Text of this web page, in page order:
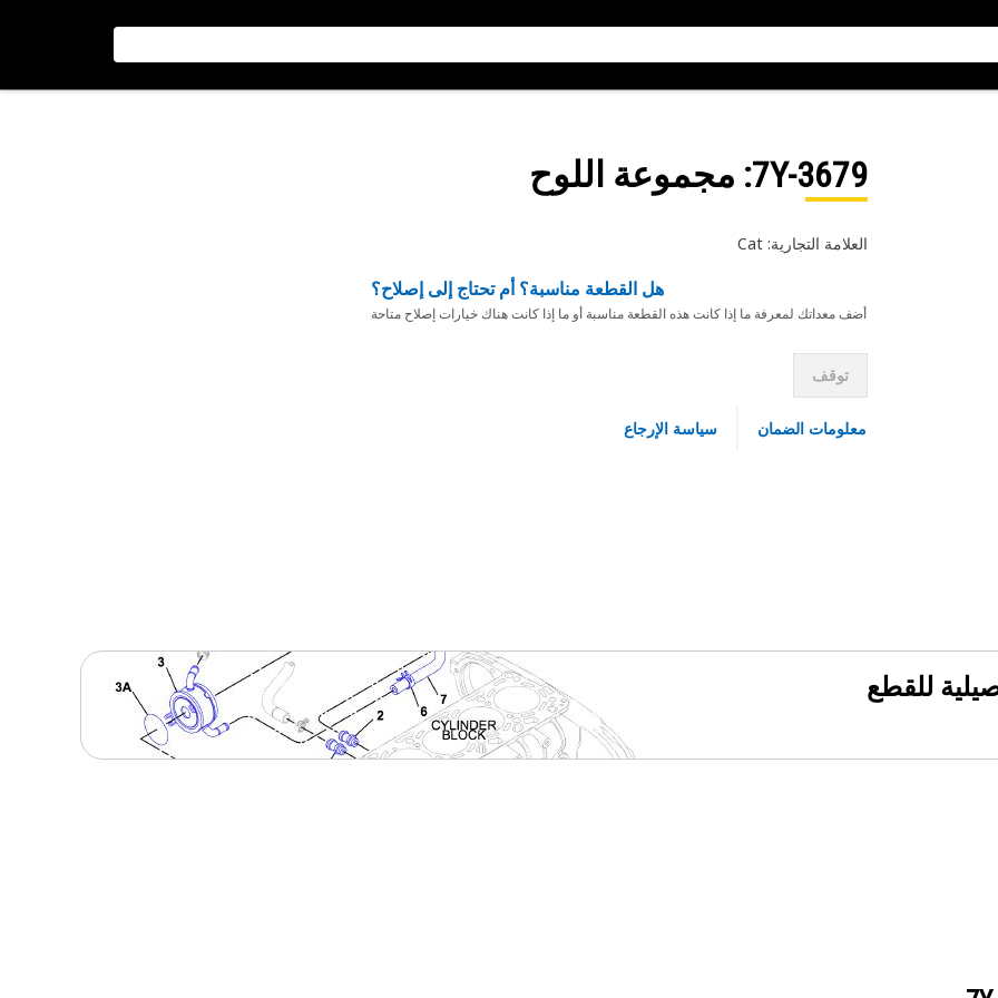
7Y-3679: مجموعة اللوح
العلامة التجارية: Cat
هل القطعة مناسبة؟ أم تحتاج إلى إصلاح؟
أضف معداتك لمعرفة ما إذا كانت هذه القطعة مناسبة أو ما إذا كانت هناك خيارات إصلاح متاحة
توقف
معلومات الضمان سياسة الإرجاع
للقطع